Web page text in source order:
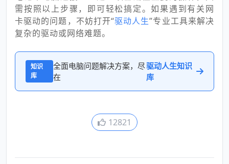
需按照以上步骤，即可轻松搞定。如果遇到有关网
卡驱动的问题，不妨打开“驱动人生”专业工具来解决
复杂的驱动或网络难题。
知识
库
全面电脑问题解决方案，尽
在
驱动人生知识
库
12821